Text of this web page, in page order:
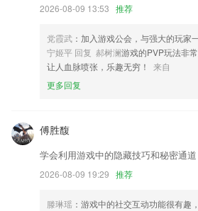
新增智能客服功能，随时随地贴心指引，客服
推出了支持4台设备的云服务，30天循环，安
操作界面模拟真实遥控 操作简单功能齐全好用
联系我们
以上就是正版中国app下载的介绍，如果您喜
商店进行打分评论，说出您的使用经历，以
2026-08-09 13:53 推荐
党霞武 ：加入游戏公会，与强大的玩家
宁姬平 回复 郝树澜游戏的PVP玩法非
让人血脉喷张，乐趣无穷！
来自
更多回复
傅胜馥
学会利用游戏中的隐藏技巧和秘密通道
2026-08-09 19:29 推荐
滕琳瑶 ：游戏中的社交互动功能很有趣